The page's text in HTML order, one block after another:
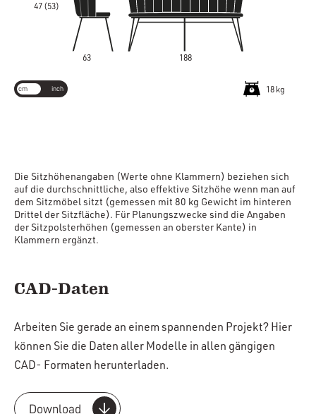
47 (53)
63 188
18 kg
cm inch
Die Sitzhöhenangaben (Werte ohne Klammern) beziehen sich
auf die durchschnittliche, also effektive Sitzhöhe wenn man auf
dem Sitzmöbel sitzt (gemessen mit 80 kg Gewicht im hinteren
Drittel der Sitzfläche). Für Planungszwecke sind die Angaben
der Sitzpolsterhöhen (gemessen an oberster Kante) in
Klammern ergänzt.
CAD-Daten
Arbeiten Sie gerade an einem spannenden Projekt? Hier
können Sie die Daten aller Modelle in allen gängigen
CAD- Formaten herunterladen.
Download